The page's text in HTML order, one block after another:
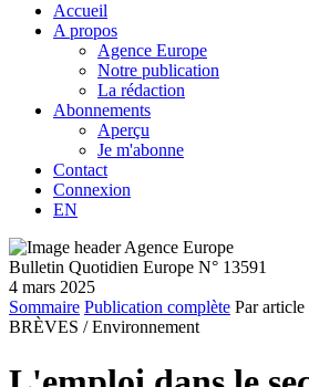
Accueil
A propos
Agence Europe
Notre publication
La rédaction
Abonnements
Aperçu
Je m'abonne
Contact
Connexion
EN
Bulletin Quotidien Europe N° 13591
4 mars 2025
Sommaire Publication complète Par article
BRÈVES / Environnement